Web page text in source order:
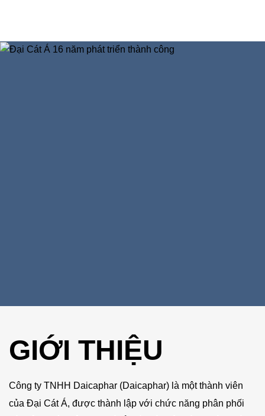
GIỚI THIỆU
Công ty TNHH Daicaphar (Daicaphar) là một thành viên
của Đại Cát Á, được thành lập với chức năng phân phối